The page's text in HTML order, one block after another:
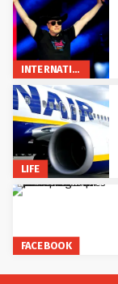
INTERNATIONAL
LIFE
FACEBOOK